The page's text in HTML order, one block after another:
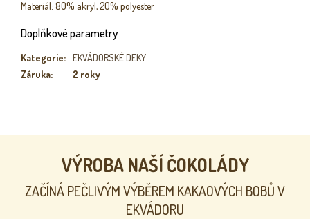
Materiál: 80% akryl, 20% polyester
Doplňkové parametry
Kategorie: EKVÁDORSKÉ DEKY
Záruka: 2 roky
VÝROBA NAŠÍ ČOKOLÁDY
ZAČÍNÁ PEČLIVÝM VÝBĚREM KAKAOVÝCH BOBŮ V
EKVÁDORU